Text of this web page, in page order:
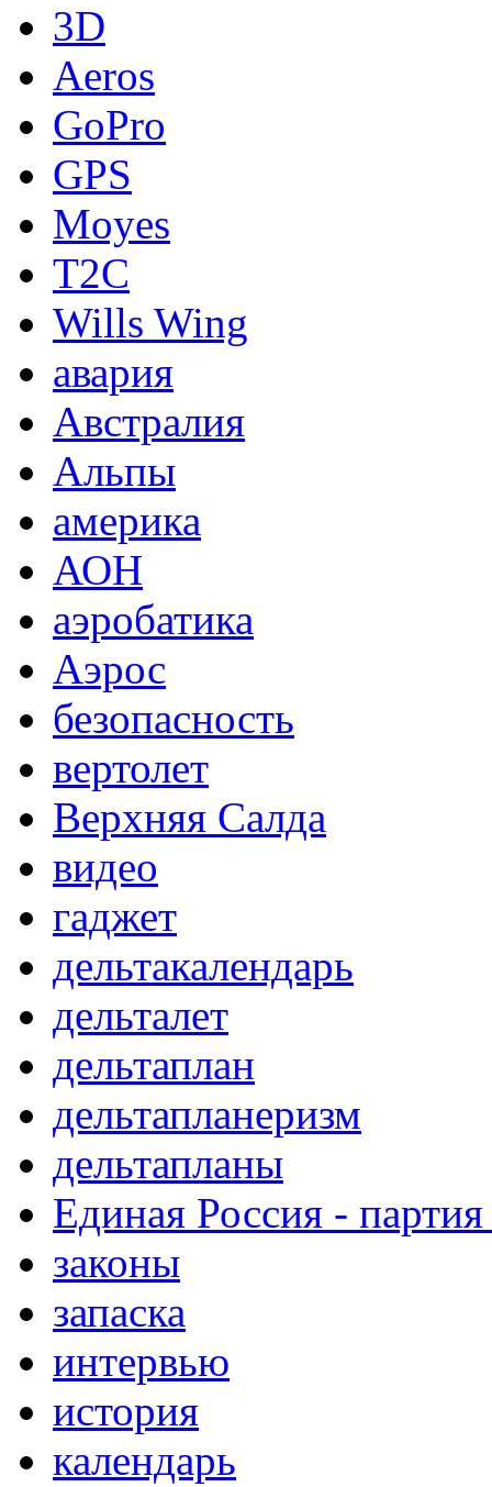
3D
Aeros
GoPro
GPS
Moyes
T2C
Wills Wing
авария
Австралия
Альпы
америка
АОН
аэробатика
Аэрос
безопасность
вертолет
Верхняя Салда
видео
гаджет
дельтакалендарь
дельталет
дельтаплан
дельтапланеризм
дельтапланы
Единая Россия -
законы
запаска
интервью
история
календарь